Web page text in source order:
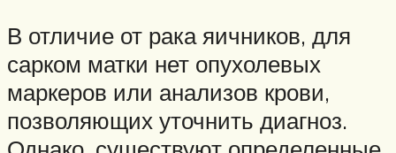
В отличие от рака яичников, для
сарком матки нет опухолевых
маркеров или анализов крови,
позволяющих уточнить диагноз.